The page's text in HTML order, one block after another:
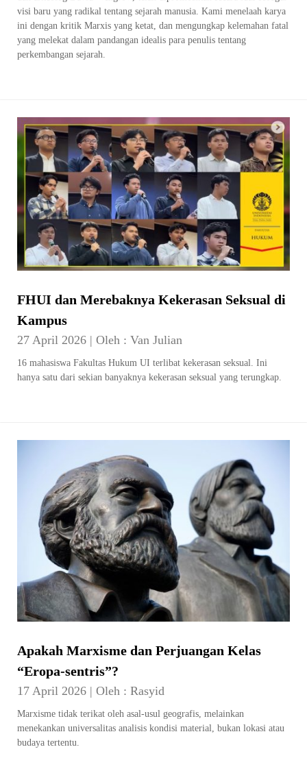
visi baru yang radikal tentang sejarah manusia. Kami menelaah karya
ini dengan kritik Marxis yang ketat, dan mengungkap kelemahan fatal
yang melekat dalam pandangan idealis para penulis tentang
perkembangan sejarah.
FHUI dan Merebaknya Kekerasan Seksual di
Kampus
27 April 2026 | Oleh : Van Julian
16 mahasiswa Fakultas Hukum UI terlibat kekerasan seksual. Ini
hanya satu dari sekian banyaknya kekerasan seksual yang terungkap.
Apakah Marxisme dan Perjuangan Kelas
“Eropa-sentris”?
17 April 2026 | Oleh : Rasyid
Marxisme tidak terikat oleh asal-usul geografis, melainkan
menekankan universalitas analisis kondisi material, bukan lokasi atau
budaya tertentu.